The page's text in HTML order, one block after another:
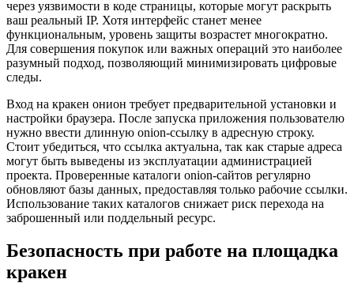
через уязвимости в коде страницы, которые могут раскрыть
ваш реальный IP. Хотя интерфейс станет менее
функциональным, уровень защиты возрастет многократно.
Для совершения покупок или важных операций это наиболее
разумный подход, позволяющий минимизировать цифровые
следы.
Вход на кракен онион требует предварительной установки и
настройки браузера. После запуска приложения пользователю
нужно ввести длинную onion-ссылку в адресную строку.
Стоит убедиться, что ссылка актуальна, так как старые адреса
могут быть выведены из эксплуатации администрацией
проекта. Проверенные каталоги onion-сайтов регулярно
обновляют базы данных, предоставляя только рабочие ссылки.
Использование таких каталогов снижает риск перехода на
заброшенный или поддельный ресурс.
Безопасность при работе на площадка
кракен